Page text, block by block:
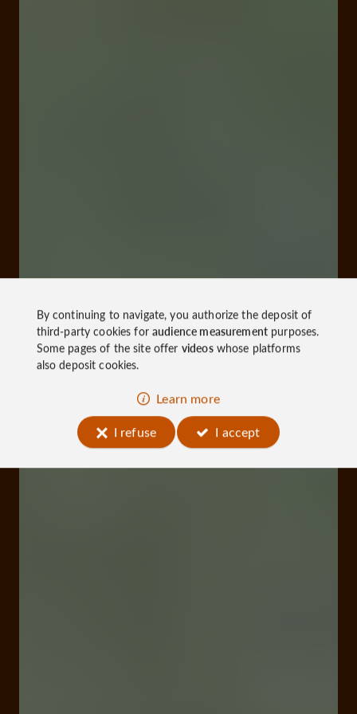
By continuing to navigate, you authorize the deposit of
third-party cookies foraudience measurementpurposes.
Some pages of the site offer videoswhose platforms
also deposit cookies.
Learn more
I refuse
I accept